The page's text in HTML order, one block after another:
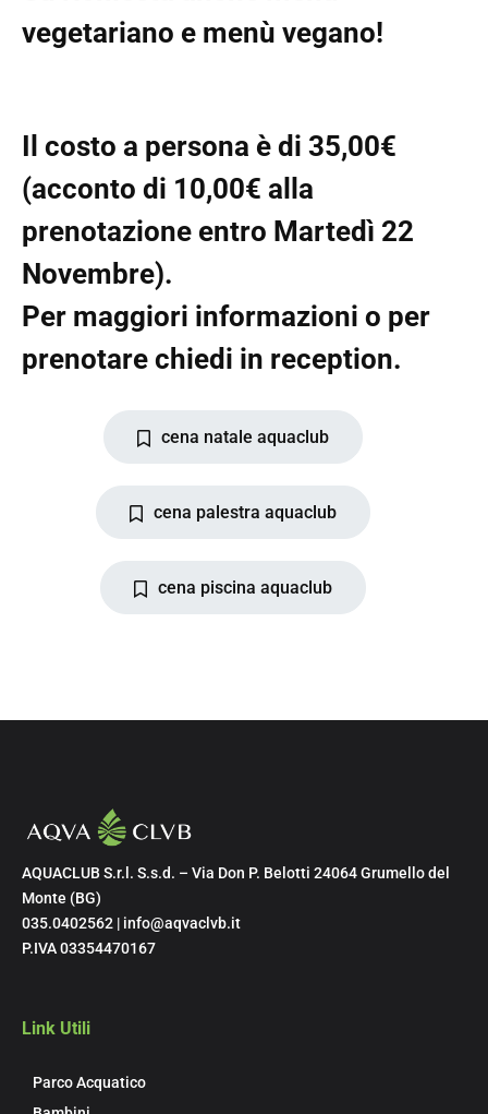
vegetariano e menù vegano!
Il costo a persona è di 35,00€
(acconto di 10,00€ alla
prenotazione entro Martedì 22
Novembre).
Per maggiori informazioni o per
prenotare chiedi in reception.
cena natale aquaclub
cena palestra aquaclub
cena piscina aquaclub
AQUACLUB S.r.l. S.s.d. – Via Don P. Belotti 24064 Grumello del
Monte (BG)
035.0402562 | info@aqvaclvb.it
P.IVA 03354470167
Link Utili
Parco Acquatico